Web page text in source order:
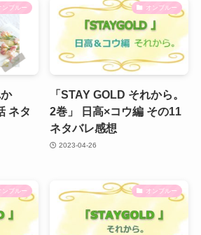
ンブルー
ネタ
オンブルー
「STAY GOLD それから。
2巻」 日高×コウ編 その11
ネタバレ感想
2023-04-26
ンブルー オンブルー